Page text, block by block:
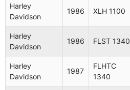
Harley
1983
Harley
1983
Harley
1983
FXE
Harley
Davidson
1986 XLH 1100
Harley
Davidson
1986 FLST 1340
Harley
Davidson
1987
FLHTC
1340